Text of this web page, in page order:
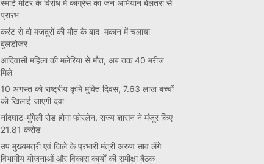
स्मार्ट मीटर के विरोध में कांग्रेस का जन अभियान बेलतरा से
प्रारंभ
करंट से दो मजदूरों की मौत के बाद मकान में चलाया
बुलडोजर
आदिवासी महिला की मलेरिया से मौत, अब तक 40 मरीज
मिले
10 अगस्त को राष्ट्रीय कृमि मुक्ति दिवस, 7.63 लाख बच्चों
को खिलाई जाएगी दवा
नांदघाट-मुंगेली रोड होगा फोरलेन, राज्य शासन ने मंजूर किए
21.81 करोड़
उप मुख्यमंत्री एवं जिले के प्रभारी मंत्री अरुण साव लेंगे
विभागीय योजनाओं और विकास कार्यों की समीक्षा बैठक